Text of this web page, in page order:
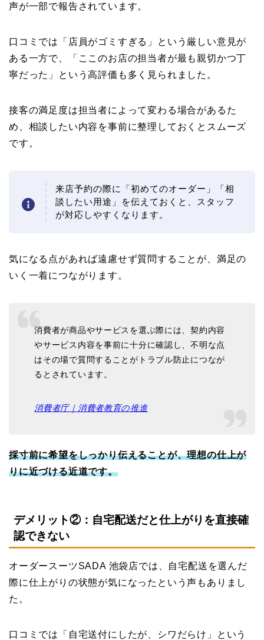
声が一部で報告されています。
口コミでは「店員がゴミすぎる」という厳しい意見が
ある一方で、「ここのお店の担当者が最も親切かつ丁
寧だった」という高評価も多く見られました。
接客の満足度は担当者によって変わる場合があるた
め、相談したい内容を事前に整理しておくとスムーズ
です。
来店予約の際に「初めてのオーダー」「相
談したい用途」を伝えておくと、スタッフ
が対応しやすくなります。
気になる点があれば遠慮せず質問することが、満足の
いく一着につながります。
消費者が商品やサービスを選ぶ際には、契約内容
やサービス内容を事前に十分に確認し、不明な点
はその場で質問することがトラブル防止につなが
るとされています。
消費者庁｜消費者教育の推進
採寸前に希望をしっかり伝えることが、理想の仕上が
りに近づける近道です。
デメリット②：自宅配送だと仕上がりを直接確
認できない
オーダースーツSADA 池袋店では、自宅配送を選んだ
際に仕上がりの状態が気になったという声もありまし
た。
口コミでは「自宅送付にしたが、シワだらけ」という